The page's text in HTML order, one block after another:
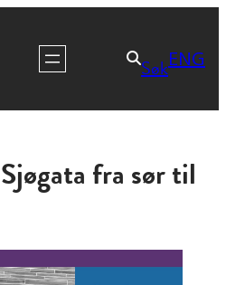
SøkENG
fra sør til